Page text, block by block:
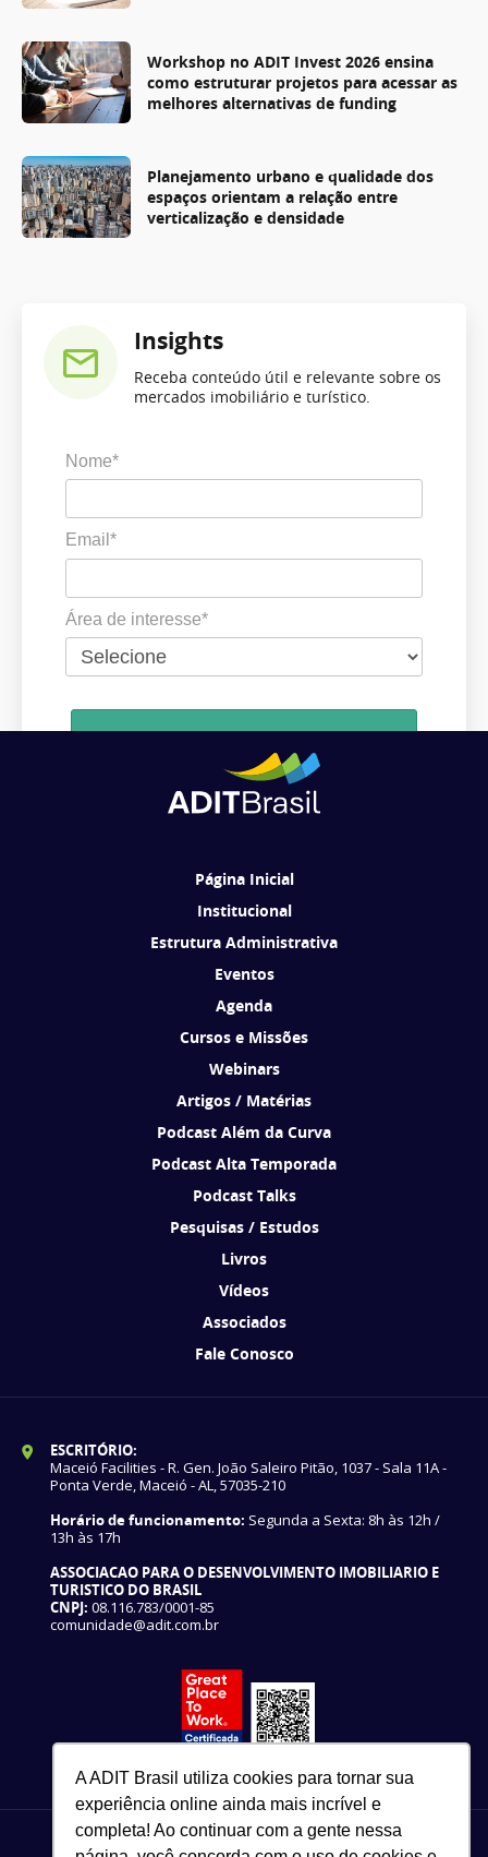
A ADIT Brasil utiliza cookies para tornar sua
experiência online ainda mais incrível e
completa! Ao continuar com a gente nessa
Workshop no ADIT Invest 2026 ensina
como estruturar projetos para acessar as
melhores alternativas de funding
Planejamento urbano e qualidade dos
espaços orientam a relação entre
verticalização e densidade
Insights
Receba conteúdo útil e relevante sobre os
mercados imobiliário e turístico.
Nome*
Email*
Área de interesse*
Ao se cadastrar, você concorda em receber comunicações da ADIT
Página Inicial
Institucional
Estrutura Administrativa
Eventos
Agenda
Cursos e Missões
Webinars
Artigos / Matérias
Podcast Além da Curva
Podcast Alta Temporada
Podcast Talks
Pesquisas / Estudos
Livros
Vídeos
Associados
Fale Conosco
ESCRITÓRIO:
Maceió Facilities - R. Gen. João Saleiro Pitão, 1037 - Sala 11A -
Ponta Verde, Maceió - AL, 57035-210
Horário de funcionamento: Segunda a Sexta: 8h às 12h /
13h às 17h
ASSOCIACAO PARA O DESENVOLVIMENTO IMOBILIARIO E
TURISTICO DO BRASIL
CNPJ: 08.116.783/0001-85
comunidade@adit.com.br